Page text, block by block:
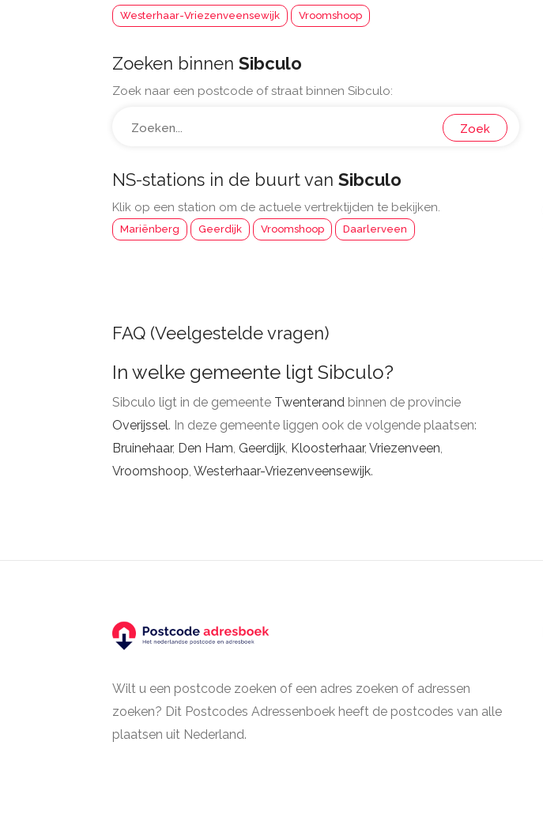
Westerhaar-Vriezenveensewijk Vroomshoop
Zoeken binnen Sibculo
Zoek naar een postcode of straat binnen Sibculo:
Zoek
NS-stations in de buurt van Sibculo
Klik op een station om de actuele vertrektijden te bekijken.
Mariënberg Geerdijk Vroomshoop Daarlerveen
FAQ (Veelgestelde vragen)
In welke gemeente ligt Sibculo?
Sibculo ligt in de gemeente Twenterand binnen de provincie
Overijssel. In deze gemeente liggen ook de volgende plaatsen:
Bruinehaar, Den Ham, Geerdijk, Kloosterhaar, Vriezenveen,
Vroomshoop, Westerhaar-Vriezenveensewijk.
Wilt u een postcode zoeken of een adres zoeken of adressen
zoeken? Dit Postcodes Adressenboek heeft de postcodes van alle
plaatsen uit Nederland.